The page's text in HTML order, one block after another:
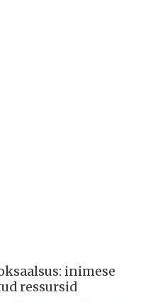
inimese
ressursid